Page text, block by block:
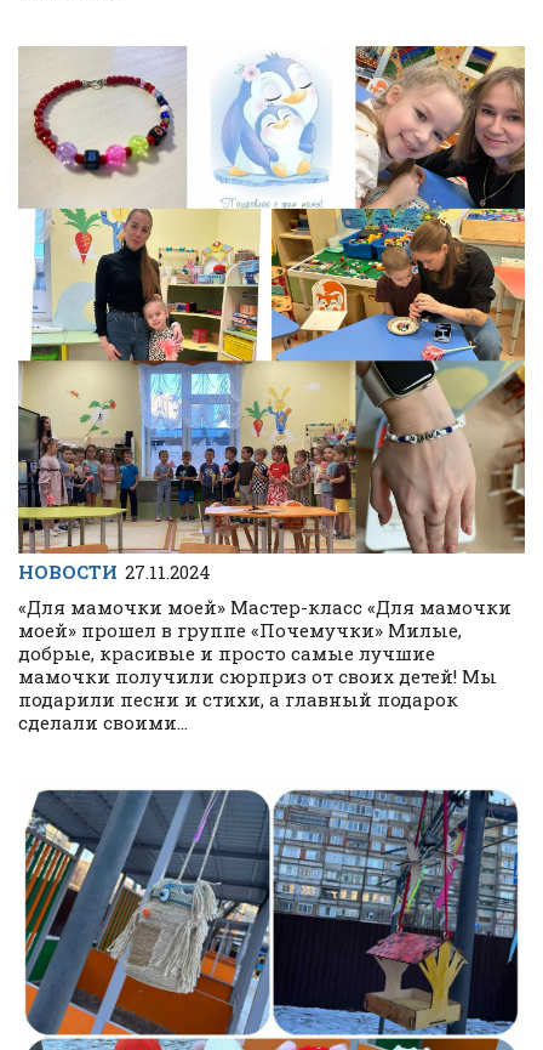
НОВОСТИ 27.11.2024
«Для мамочки моей» Мастер-класс «Для мамочки
моей» прошел в группе «Почемучки» Милые,
добрые, красивые и просто самые лучшие
мамочки получили сюрприз от своих детей! Мы
подарили песни и стихи, а главный подарок
сделали своими...